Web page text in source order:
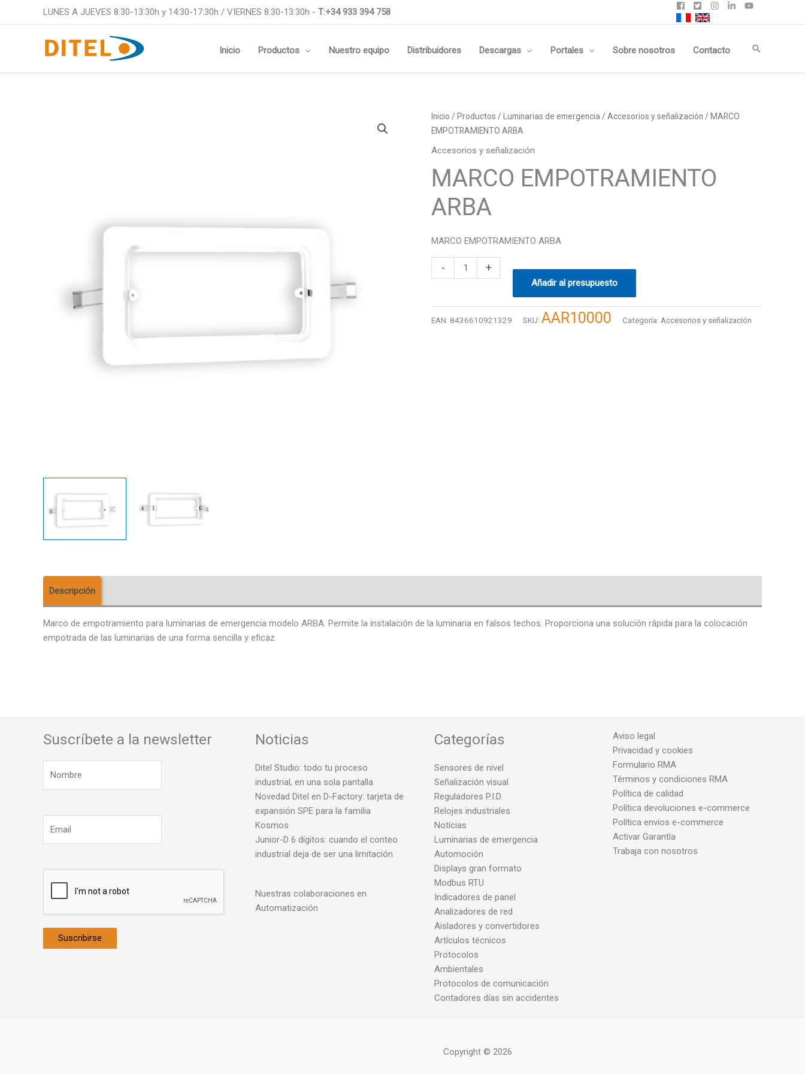
LUNES A JUEVES 8:30-13:30h y 14:30-17:30h / VIERNES 8:30-13:30h - T:+34 933 394 758
Inicio Productos Nuestro equipo Distribuidores Descargas Portales Sobre nosotros Contacto Buscar
Inicio / Productos / Luminarias de emergencia / Accesorios y señalización / MARCO
EMPOTRAMIENTO ARBA
Accesorios y señalización
MARCO EMPOTRAMIENTO
ARBA
MARCO EMPOTRAMIENTO ARBA
-
MARCO
EMPOTRAMIENTO
ARBA
+
Añadir al presupuesto
EAN: 8436610921329 SKU: AAR10000 Categoría: Accesorios y señalización
Descripción
Marco de empotramiento para luminarias de emergencia modelo ARBA. Permite la instalación de la luminaria en falsos techos. Proporciona una solución rápida para la colocación
empotrada de las luminarias de una forma sencilla y eficaz
Suscríbete a la newsletter
Suscribirse
Noticias
Ditel Studio: todo tu proceso
industrial, en una sola pantalla
Novedad Ditel en D-Factory: tarjeta de
expansión SPE para la familia
Kosmos
Junior-D 6 dígitos: cuando el conteo
industrial deja de ser una limitación
Nuestras colaboraciones en
Automatización
Categorías
Sensores de nivel
Señalización visual
Reguladores P.I.D.
Relojes industriales
Notícias
Luminarias de emergencia
Automoción
Displays gran formato
Modbus RTU
Indicadores de panel
Analizadores de red
Aisladores y convertidores
Artículos técnicos
Protocolos
Ambientales
Protocolos de comunicación
Contadores días sin accidentes
Aviso legal
Privacidad y cookies
Formulario RMA
Términos y condiciones RMA
Política de calidad
Política devoluciones e-commerce
Política envíos e-commerce
Activar Garantía
Trabaja con nosotros
Copyright © 2026